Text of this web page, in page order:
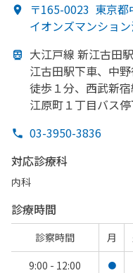
〒165-0023 東京都
イオンズマンショ
大江戸線 新江古田
江古田駅下車、 中
徒歩１分、 西武新
江原町１丁目バス
03-3950-3836
対応診療科
内科
診療時間
診察時間 月
9:00 - 12:00
●